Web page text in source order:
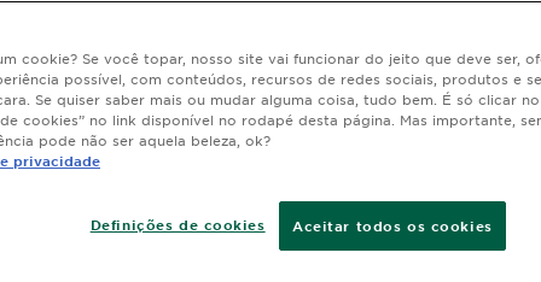
preto com luzes:
o visual e
cookie? Se você topar, nosso site vai funcionar do jeito que deve ser,
possível, com conteúdos, recursos de redes sociais, produtos e
Se quiser saber mais ou mudar alguma coisa, tudo bem. É só clicar
cookies” no link disponível no rodapé desta página. Mas importante,
pode não ser aquela beleza, ok?
privacidade
Definições de cookies Aceitar todos os cookies